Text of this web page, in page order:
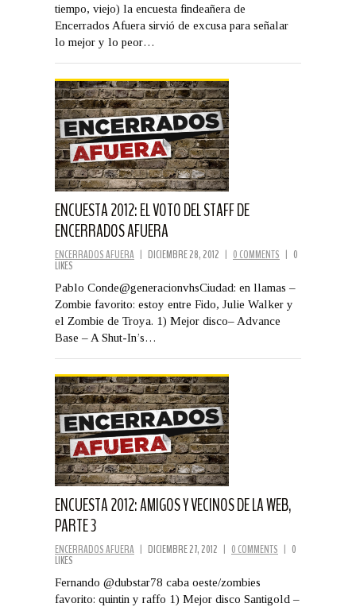
tiempo, viejo) la encuesta findeañera de
Encerrados Afuera sirvió de excusa para señalar
lo mejor y lo peor…
ENCUESTA 2012: EL VOTO DEL STAFF DE
ENCERRADOS AFUERA
ENCERRADOS AFUERA | DICIEMBRE 28, 2012 | 0 COMMENTS | 0
LIKES
Pablo Conde@generacionvhsCiudad: en llamas –
Zombie favorito: estoy entre Fido, Julie Walker y
el Zombie de Troya. 1) Mejor disco– Advance
Base – A Shut-In’s…
ENCUESTA 2012: AMIGOS Y VECINOS DE LA WEB,
PARTE 3
ENCERRADOS AFUERA | DICIEMBRE 27, 2012 | 0 COMMENTS | 0
LIKES
Fernando @dubstar78 caba oeste/zombies
favorito: quintin y raffo 1) Mejor disco Santigold –